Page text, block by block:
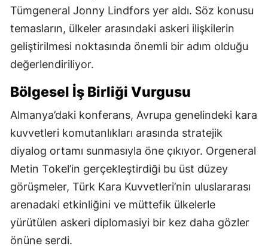
Tümgeneral Jonny Lindfors yer aldı. Söz konusu
temasların, ülkeler arasındaki askeri ilişkilerin
geliştirilmesi noktasında önemli bir adım olduğu
değerlendiriliyor.
Bölgesel İş Birliği Vurgusu
Almanya’daki konferans, Avrupa genelindeki kara
kuvvetleri komutanlıkları arasında stratejik
diyalog ortamı sunmasıyla öne çıkıyor. Orgeneral
Metin Tokel’in gerçekleştirdiği bu üst düzey
görüşmeler, Türk Kara Kuvvetleri’nin uluslararası
arenadaki etkinliğini ve müttefik ülkelerle
yürütülen askeri diplomasiyi bir kez daha gözler
önüne serdi.